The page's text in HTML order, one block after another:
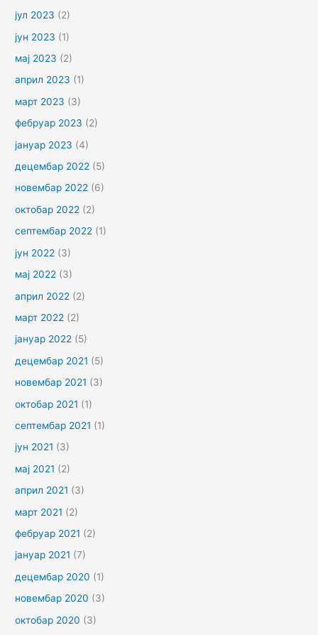
јул 2023 (2)
јун 2023 (1)
мај 2023 (2)
април 2023 (1)
март 2023 (3)
фебруар 2023 (2)
јануар 2023 (4)
децембар 2022 (5)
новембар 2022 (6)
октобар 2022 (2)
септембар 2022 (1)
јун 2022 (3)
мај 2022 (3)
април 2022 (2)
март 2022 (2)
јануар 2022 (5)
децембар 2021 (5)
новембар 2021 (3)
октобар 2021 (1)
септембар 2021 (1)
јун 2021 (3)
мај 2021 (2)
април 2021 (3)
март 2021 (2)
фебруар 2021 (2)
јануар 2021 (7)
децембар 2020 (1)
новембар 2020 (3)
октобар 2020 (3)